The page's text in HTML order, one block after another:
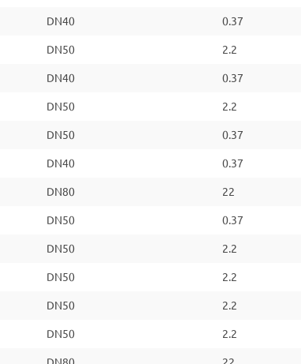
DN40 0.37
DN50 2.2
DN40 0.37
DN50 2.2
DN50 0.37
DN40 0.37
DN80 22
DN50 0.37
DN50 2.2
DN50 2.2
DN50 2.2
DN50 2.2